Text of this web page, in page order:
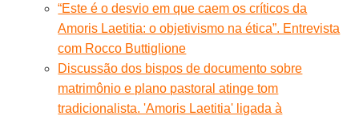
“Este é o desvio em que caem os críticos da
Amoris Laetitia: o objetivismo na ética”. Entrevista
com Rocco Buttiglione
Discussão dos bispos de documento sobre
matrimônio e plano pastoral atinge tom
tradicionalista. 'Amoris Laetitia' ligada à